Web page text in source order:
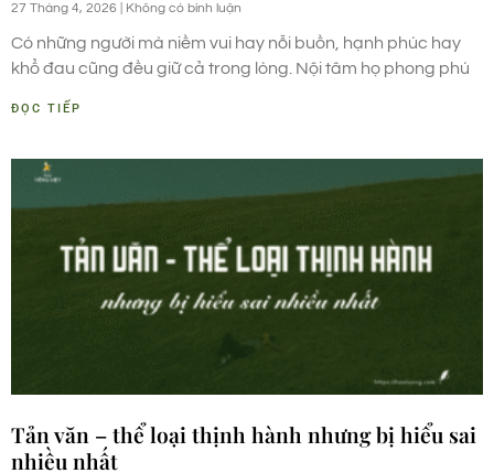
27 Tháng 4, 2026 Không có bình luận
Có những người mà niềm vui hay nỗi buồn, hạnh phúc hay
khổ đau cũng đều giữ cả trong lòng. Nội tâm họ phong phú
ĐỌC TIẾP
Tản văn – thể loại thịnh hành nhưng bị hiểu sai
nhiều nhất